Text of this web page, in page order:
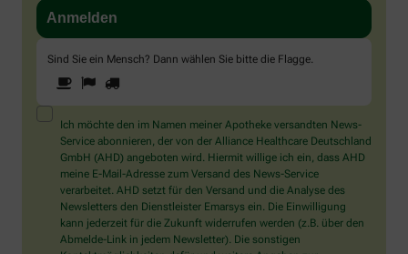
Sind Sie ein Mensch? Dann wählen Sie bitte die Flagge
Sie
ein
Mensch?
Dann
wählen
Sie
bitte
die
Flagge.
1 2
Ich möchte den im Namen meiner Apotheke versandten News-
Service abonnieren, der von der Alliance Healthcare Deutschland
GmbH (AHD) angeboten wird. Hiermit willige ich ein, dass AHD
meine E-Mail-Adresse zum Versand des News-Service
verarbeitet. AHD setzt für den Versand und die Analyse des
Newsletters den Dienstleister Emarsys ein. Die Einwilligung
kann jederzeit für die Zukunft widerrufen werden (z.B. über den
Abmelde-Link in jedem Newsletter). Die sonstigen